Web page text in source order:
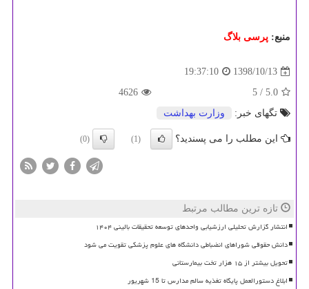
منبع: پرسی بلاگ
1398/10/13
19:37:10
5.0
/ 5
4626
تگهای خبر:
وزارت بهداشت
این مطلب را می پسندید؟ (1)
(0)
تازه ترین مطالب مرتبط
انتشار گزارش تحلیلی ارزشیابی واحدهای توسعه تحقیقات بالینی ۱۴۰۴
دانش حقوقی شوراهای انضباطی دانشگاه های علوم پزشکی تقویت می شود
تحویل بیشتر از ۱۵ هزار تخت بیمارستانی
ابلاغ دستورالعمل پایگاه تغذیه سالم مدارس تا 15 شهریور